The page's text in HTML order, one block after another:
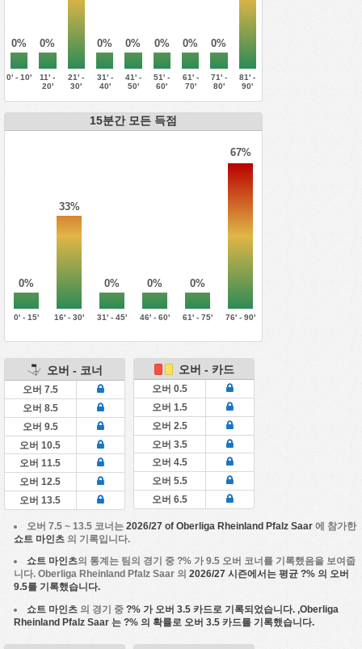
0% 0% 0% 0% 0% 0% 0%
0' - 10'
11' -
20'
21' -
30'
31' -
40'
41' -
50'
51' -
60'
61' -
70'
71' -
80'
81' -
90'
15분간 모든 득점
0%
33%
0% 0% 0%
67%
0' - 15' 16' - 30' 31' - 45' 46' - 60' 61' - 75' 76' - 90'
오버 - 코너
오버 7.5
오버 8.5
오버 9.5
오버 10.5
오버 11.5
오버 12.5
오버 13.5
오버 - 카드
오버 0.5
오버 1.5
오버 2.5
오버 3.5
오버 4.5
오버 5.5
오버 6.5
오버 7.5 ~ 13.5 코너는2026/27 of Oberliga Rheinland Pfalz Saar 에 참가한
쇼트 마인츠의 기록입니다.
쇼트 마인츠의 통계는 팀의 경기 중 ?% 가 9.5 오버 코너를 기록했음을 보여줍
니다. Oberliga Rheinland Pfalz Saar 의 2026/27 시즌에서는 평균 ?% 의 오버
9.5를 기록했습니다.
쇼트 마인츠 의 경기 중?% 가 오버 3.5 카드로 기록되었습니다. ,Oberliga
Rheinland Pfalz Saar는 ?% 의 확률로 오버 3.5 카드를 기록했습니다.